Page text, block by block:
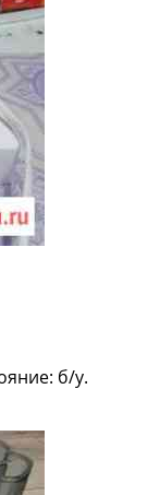
б/у.